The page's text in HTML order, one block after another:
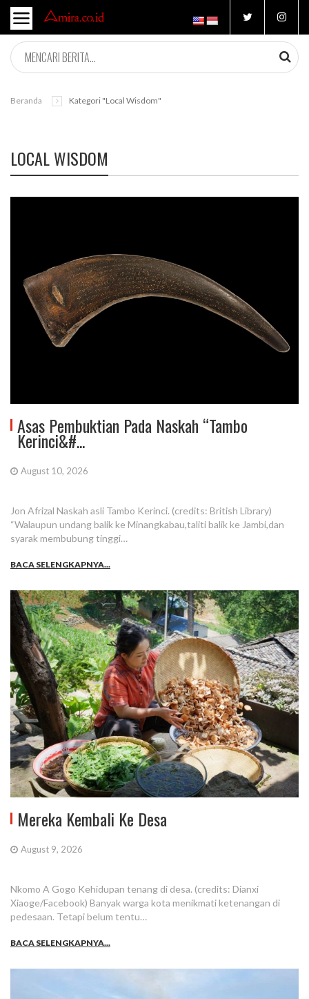
Beranda Kategori "Local Wisdom"
LOCAL WISDOM
Asas Pembuktian Pada Naskah “Tambo
Kerinci&#...
August 10, 2026
Jon Afrizal Naskah asli Tambo Kerinci. (credits: British Library)
“Walaupun undang balik ke Minangkabau,taliti balik ke Jambi,dan
syarak membubung tinggi…
BACA SELENGKAPNYA...
Mereka Kembali Ke Desa
August 9, 2026
Nkomo A Gogo Kehidupan tenang di desa. (credits: Dianxi
Xiaoge/Facebook) Banyak warga kota menikmati ketenangan di
pedesaan. Tetapi belum tentu…
BACA SELENGKAPNYA...